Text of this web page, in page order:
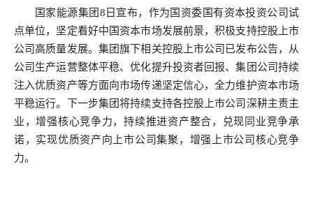
国家能源集团8日宣布，作为国资委国有资本投资公司试
点单位，坚定看好中国资本市场发展前景，积极支持控股上市
公司高质量发展。集团旗下相关控股上市公司已发布公告，从
公司生产运营整体平稳、优化提升投资者回报、集团公司持续
注入优质资产等方面向市场传递坚定信心，全力维护资本市场
平稳运行。下一步集团将持续支持各控股上市公司深耕主责主
业，增强核心竞争力，持续推进资产整合，兑现同业竞争承
诺，实现优质资产向上市公司集聚，增强上市公司核心竞争
力。